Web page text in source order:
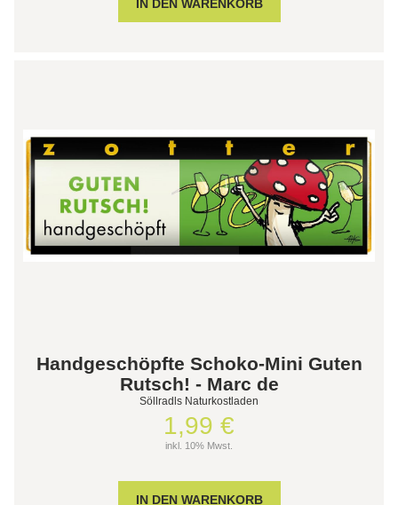
Handgeschöpfte Schoko-Mini Guten
Rutsch! - Marc de
Söllradls Naturkostladen
1,99 €
inkl. 10% Mwst.